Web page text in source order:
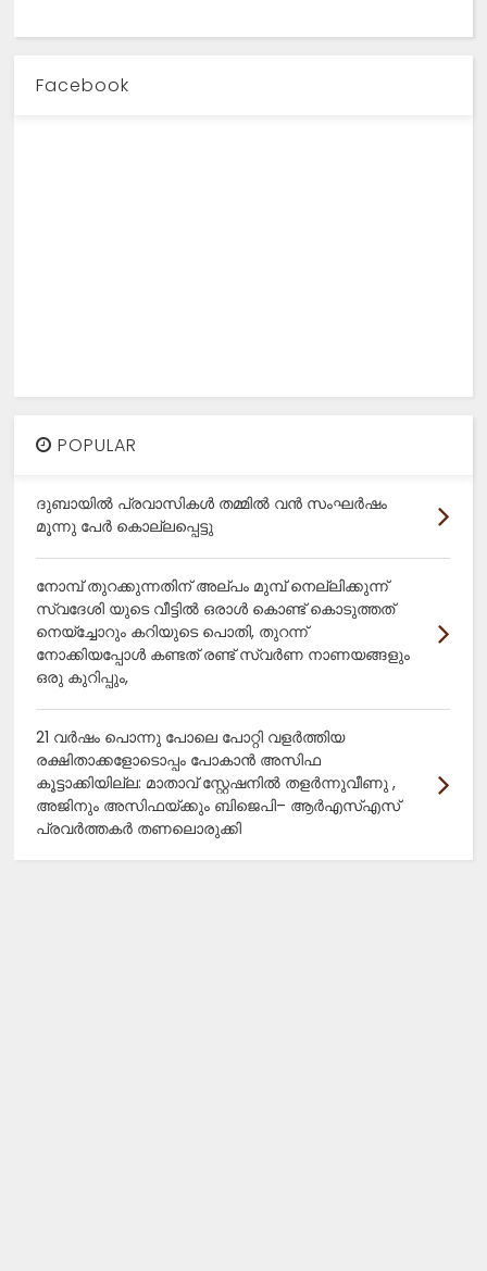
Facebook
POPULAR
ദുബായിൽ പ്രവാസികൾ തമ്മിൽ വൻ സംഘർഷം
മൂന്നു പേർ കൊല്ലപ്പെട്ടു
നോമ്പ് തുറക്കുന്നതിന് അല്പം മുമ്പ് നെല്ലിക്കുന്ന്
സ്വദേശി യുടെ വീട്ടിൽ ഒരാൾ കൊണ്ട് കൊടുത്തത്
നെയ്ച്ചോറും കറിയുടെ പൊതി, തുറന്ന്
നോക്കിയപ്പോൾ കണ്ടത് രണ്ട് സ്വർണ നാണയങ്ങളും
ഒരു കുറിപ്പും,
21 വർഷം പൊന്നു പോലെ പോറ്റി വളർത്തിയ
രക്ഷിതാക്കളോടൊപ്പം പോകാൻ അസിഫ
കൂട്ടാക്കിയില്ല: മാതാവ് സ്റ്റേഷനിൽ തളർന്നുവീണു ,
അജിനും അസിഫയ്ക്കും ബിജെപി– ആർഎസ്എസ്
പ്രവർത്തകർ തണലൊരുക്കി